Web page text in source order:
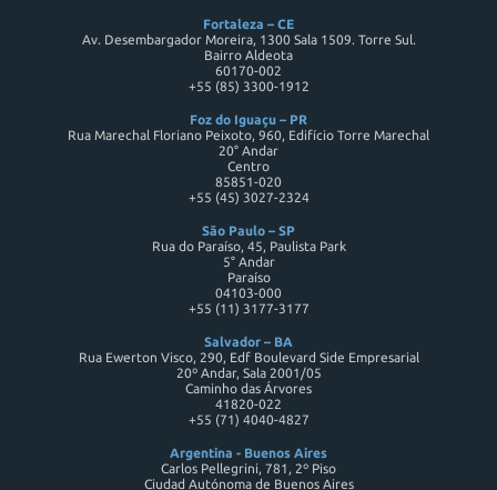
Fortaleza – CE
Av. Desembargador Moreira, 1300 Sala 1509. Torre Sul.
Bairro Aldeota
60170-002
+55 (85) 3300-1912
Foz do Iguaçu – PR
Rua Marechal Floriano Peixoto, 960, Edifício Torre Marechal
20° Andar
Centro
85851-020
+55 (45) 3027-2324
São Paulo – SP
Rua do Paraíso, 45, Paulista Park
5° Andar
Paraíso
04103-000
+55 (11) 3177-3177
Salvador – BA
Rua Ewerton Visco, 290, Edf Boulevard Side Empresarial
20º Andar, Sala 2001/05
Caminho das Árvores
41820-022
+55 (71) 4040-4827
Argentina - Buenos Aires
Carlos Pellegrini, 781, 2º Piso
Ciudad Autónoma de Buenos Aires